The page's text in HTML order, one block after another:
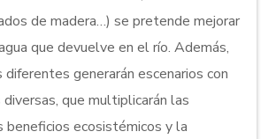
de madera…) se pretende mejorar
que devuelve en el río. Además,
generarán escenarios con
que multiplicarán las
beneficios ecosistémicos y la